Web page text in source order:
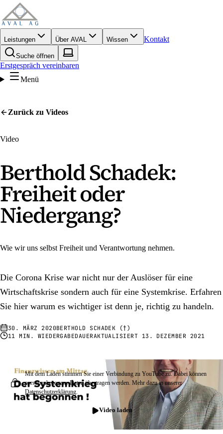
Leistungen Über AVAL Wissen Kontakt
Suche öffnen
Erstgespräch vereinbaren
Menü
Zurück zu Videos
Video
Berthold Schadek:
Freiheit oder
Niedergang?
Wie wir uns selbst Freiheit und Verantwortung nehmen.
Die Corona Krise war nicht nur der Auslöser für eine
Wirtschaftskrise sondern auch für eine Systemkrise. Erfahren
Sie hier warum es wichtiger ist denn je, richtig zu handeln.
30. MÄRZ 2020BERTHOLD SCHADEK (†)
11 MIN. WIEDERGABEDAUER AKTUALISIERT 13. DEZEMBER 2021
Mit dem Laden stimmen Sie einer Verbindung zu YouTube zu. Dabei können
personenbezogene Daten übertragen werden. Mehr dazu in unserer
Datenschutzerklärung.
Video laden